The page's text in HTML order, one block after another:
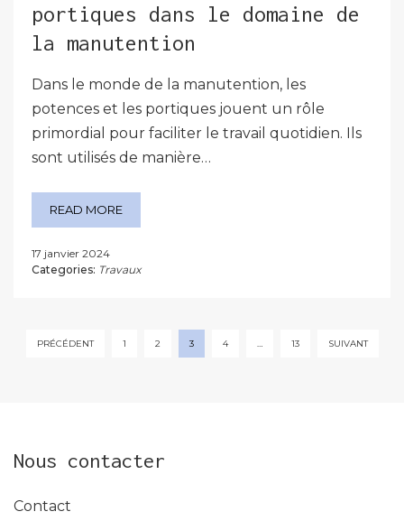
portiques dans le domaine de
la manutention
Dans le monde de la manutention, les
potences et les portiques jouent un rôle
primordial pour faciliter le travail quotidien. Ils
sont utilisés de manière…
READ MORE
17 janvier 2024
Categories: Travaux
Pagination
PRÉCÉDENT 1 2 3 4 … 13 SUIVANT
Nous contacter
Contact